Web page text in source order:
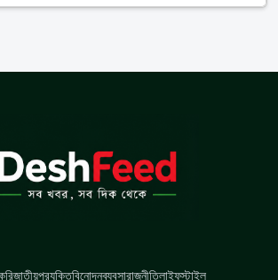
জাতীয়প্রযুক্তিবিনোদনব্যবসারাজনীতিলাইফস্টাইল